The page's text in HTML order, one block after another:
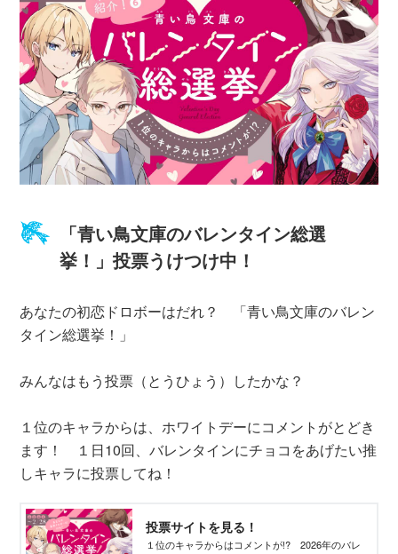
「青い鳥文庫のバレンタイン総選
挙！」投票うけつけ中！
あなたの初恋ドロボーはだれ？ 「青い鳥文庫のバレン
タイン総選挙！」
みんなはもう投票（とうひょう）したかな？
１位のキャラからは、ホワイトデーにコメントがとどき
ます！ １日10回、バレンタインにチョコをあげたい推
しキャラに投票してね！
投票サイトを見る！
１位のキャラからはコメントが!? 2026年のバレ